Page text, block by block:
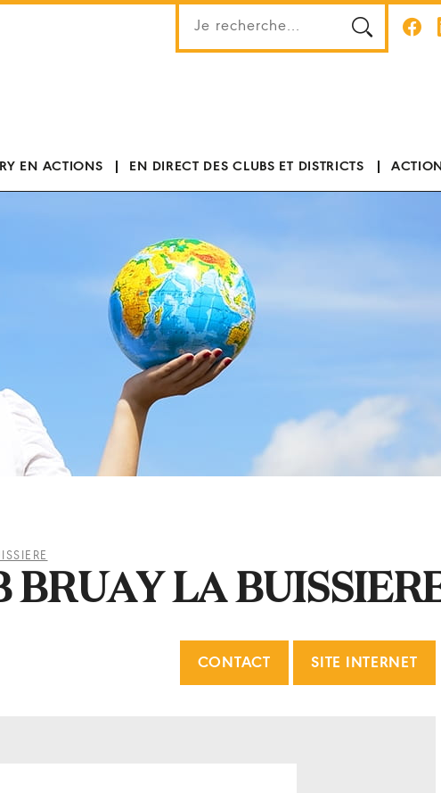
EN ACTIONS EN DIRECT DES CLUBS ET DISTRICTS
BRUAY LA
CONTACT SITE INTERNET